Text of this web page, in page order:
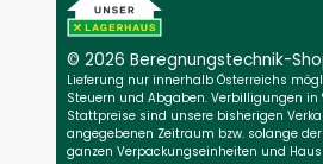
© 2026 Beregnungs­technik-
Lieferung nur innerhalb Österreichs
Steuern und Abgaben. Verbilligungen
Stattpreise sind unsere bisherigen
angegebenen Zeitraum bzw. solange
ganzen Verpackungseinheiten und